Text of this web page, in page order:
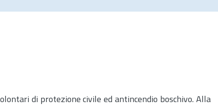
di protezione civile ed antincendio boschivo. Alla